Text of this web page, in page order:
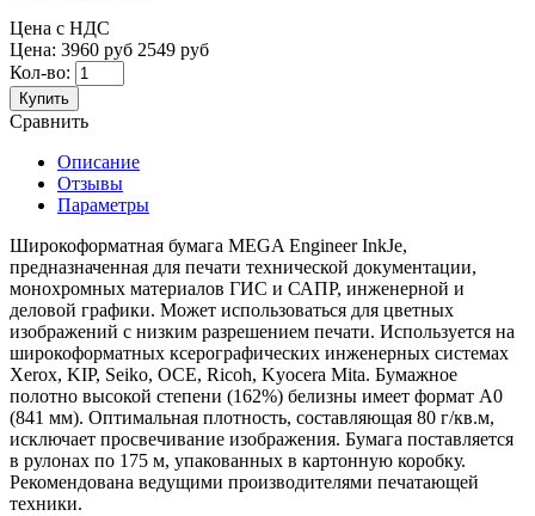
Цена с НДС
Цена: 3960 руб 2549 руб
Кол-во:
Купить
Сравнить
Описание
Отзывы
Параметры
Широкоформатная бумага MEGA Engineer InkJe,
предназначенная для печати технической документации,
монохромных материалов ГИС и САПР, инженерной и
деловой графики. Может использоваться для цветных
изображений c низким разрешением печати. Используется на
широкоформатных ксерографических инженерных системах
Xerox, KIP, Seiko, OCE, Riсoh, Kyocera Mitа. Бумажное
полотно высокой степени (162%) белизны имеет формат A0
(841 мм). Оптимальная плотность, составляющая 80 г/кв.м,
исключает просвечивание изображения. Бумага поставляется
в рулонах по 175 м, упакованных в картонную коробку.
Рекомендована ведущими производителями печатающей
техники.